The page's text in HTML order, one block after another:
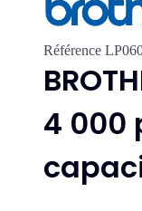
Référence
4 000